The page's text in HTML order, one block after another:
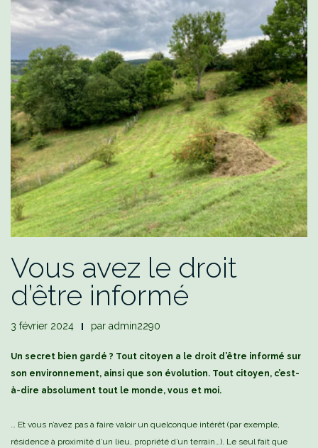
Vous avez le droit
d’être informé
3 février 2024 par admin2290
Un secret bien gardé ? Tout citoyen a le droit d’être informé sur
son environnement, ainsi que son évolution. Tout citoyen, c’est-
à-dire absolument tout le monde, vous et moi.
… Et vous n’avez pas à faire valoir un quelconque intérêt (par exemple,
résidence à proximité d’un lieu, propriété d’un terrain…). Le seul fait que